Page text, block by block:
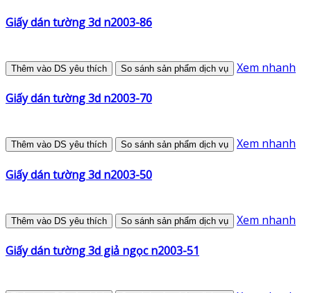
Giấy dán tường 3d n2003-86
Thêm vào DS yêu thích So sánh sản phẩm dịch vụ Xem nhanh
Giấy dán tường 3d n2003-70
Thêm vào DS yêu thích So sánh sản phẩm dịch vụ Xem nhanh
Giấy dán tường 3d n2003-50
Thêm vào DS yêu thích So sánh sản phẩm dịch vụ Xem nhanh
Giấy dán tường 3d giả ngọc n2003-51